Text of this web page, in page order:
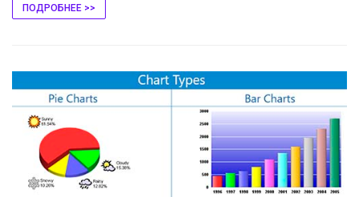
ПОДРОБНЕЕ >>